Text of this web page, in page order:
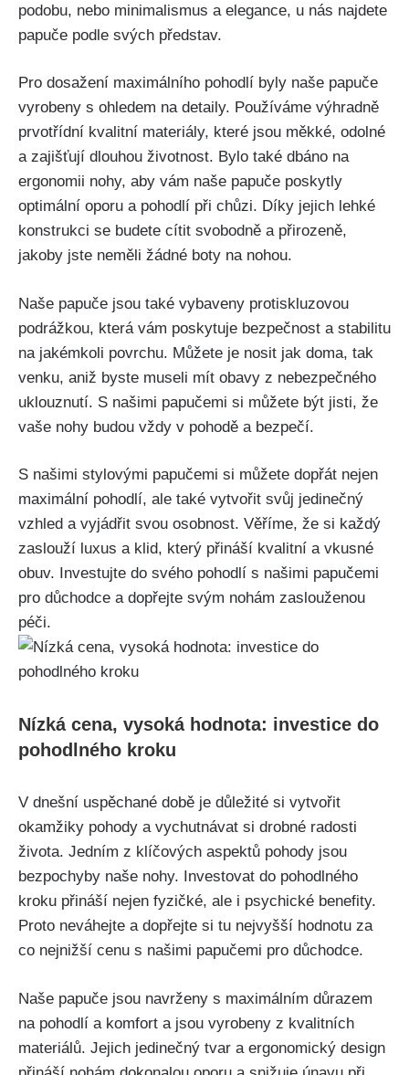
podobu, nebo minimalismus a elegance, u nás najdete
papuče ⁢podle svých představ.
Pro dosažení​ maximálního pohodlí byly naše papuče
vyrobeny s​ ohledem na detaily. Používáme výhradně
prvotřídní kvalitní materiály, které jsou měkké, odolné‌
a ⁣zajišťují dlouhou životnost. Bylo⁣ také dbáno na
ergonomii nohy, aby vám naše papuče ​poskytly
optimální oporu ⁢a pohodlí při chůzi. Díky jejich lehké
konstrukci se budete cítit svobodně a přirozeně,
jakoby jste neměli žádné boty na nohou.
Naše papuče jsou​ také vybaveny protiskluzovou
podrážkou, která vám poskytuje bezpečnost a stabilitu
na jakémkoli povrchu.⁢ Můžete je nosit jak doma, tak
venku, aniž byste museli mít obavy z nebezpečného
uklouznutí. S našimi papučemi si můžete být jisti, že
vaše nohy⁤ budou​ vždy v pohodě⁤ a ⁣bezpečí.
S našimi stylovými papučemi si můžete‍ dopřát ⁢nejen
maximální‍ pohodlí, ale také vytvořit svůj ⁤jedinečný
vzhled a vyjádřit svou osobnost. Věříme, že si každý
zaslouží ⁣luxus a klid, ⁣který přináší kvalitní a vkusné
obuv. Investujte do ⁤svého pohodlí s našimi papučemi‍
pro důchodce a dopřejte svým nohám zaslouženou
péči.
Nízká cena, vysoká hodnota: investice do
pohodlného kroku
V dnešní ‌uspěchané době je důležité si vytvořit
okamžiky pohody a vychutnávat si drobné radosti
života. ⁢Jedním z klíčových aspektů pohody⁤ jsou
bezpochyby naše nohy. Investovat do pohodlného
kroku přináší nejen fyzičké, ale i psychické benefity.
Proto neváhejte a dopřejte si tu nejvyšší hodnotu za
co nejnižší cenu s našimi papučemi pro důchodce.
Naše papuče jsou navrženy s maximálním důrazem
na pohodlí a komfort a jsou vyrobeny z kvalitních
materiálů. Jejich jedinečný tvar a ergonomický design